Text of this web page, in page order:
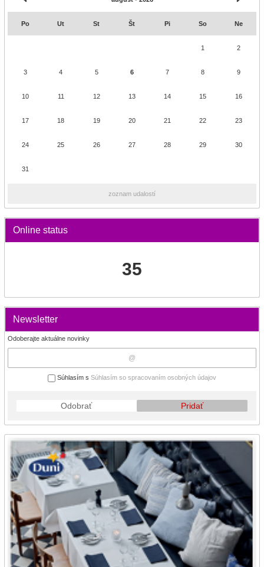
Po Ut St Št Pi So Ne
1 2
3 4 5 6 7 8 9
10 11 12 13 14 15 16
17 18 19 20 21 22 23
24 25 26 27 28 29 30
31
zoznam udalostí
Online status
35
Newsletter
Odoberajte aktuálne novinky
Súhlasím s Súhlasím so spracovaním osobných údajov
Odobrať Pridať